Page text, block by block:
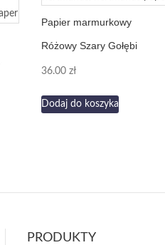
Papier marmurkowy
Różowy Szary Gołębi
36.00zł
Dodaj do koszyka
PRODUKTY